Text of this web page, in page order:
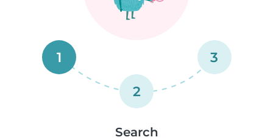
1
2
3
Search